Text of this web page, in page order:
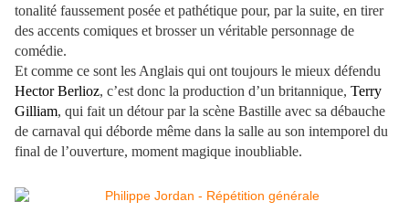
tonalité faussement posée et pathétique pour, par la suite, en tirer
des accents comiques et brosser un véritable personnage de
comédie.
Et comme ce sont les Anglais qui ont toujours le mieux défendu
Hector Berlioz, c’est donc la production d’un britannique, Terry
Gilliam, qui fait un détour par la scène Bastille avec sa débauche
de carnaval qui déborde même dans la salle au son intemporel du
final de l’ouverture, moment magique inoubliable.